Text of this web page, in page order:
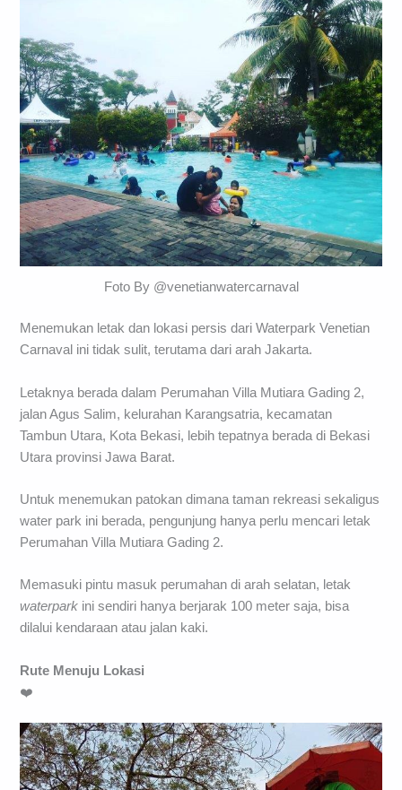
Foto By @venetianwatercarnaval
Menemukan letak dan lokasi persis dari Waterpark Venetian
Carnaval ini tidak sulit, terutama dari arah Jakarta.
Letaknya berada dalam Perumahan Villa Mutiara Gading 2,
jalan Agus Salim, kelurahan Karangsatria, kecamatan
Tambun Utara, Kota Bekasi, lebih tepatnya berada di Bekasi
Utara provinsi Jawa Barat.
Untuk menemukan patokan dimana taman rekreasi sekaligus
water park ini berada, pengunjung hanya perlu mencari letak
Perumahan Villa Mutiara Gading 2.
Memasuki pintu masuk perumahan di arah selatan, letak
waterpark ini sendiri hanya berjarak 100 meter saja, bisa
dilalui kendaraan atau jalan kaki.
Rute Menuju Lokasi
❤️